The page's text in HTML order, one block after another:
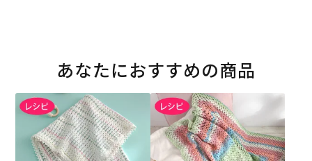
あなたにおすすめの商品